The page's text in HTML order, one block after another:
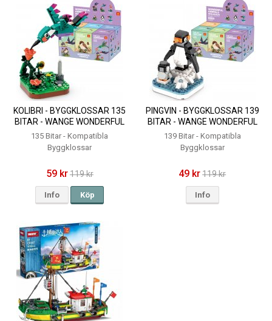
KOLIBRI - BYGGKLOSSAR 135
BITAR - WANGE WONDERFUL
ANIMALS
135 Bitar - Kompatibla
Byggklossar
59 kr119 kr
Info Köp
PINGVIN - BYGGKLOSSAR 139
BITAR - WANGE WONDERFUL
ANIMALS
139 Bitar - Kompatibla
Byggklossar
49 kr119 kr
Info